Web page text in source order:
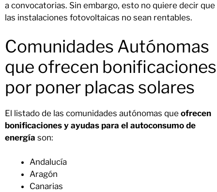
a convocatorias. Sin embargo, esto no quiere decir que
las instalaciones fotovoltaicas no sean rentables.
Comunidades Autónomas
que ofrecen bonificaciones
por poner placas solares
El listado de las comunidades autónomas que ofrecen
bonificaciones y ayudas para el autoconsumo de
energía son:
Andalucía
Aragón
Canarias